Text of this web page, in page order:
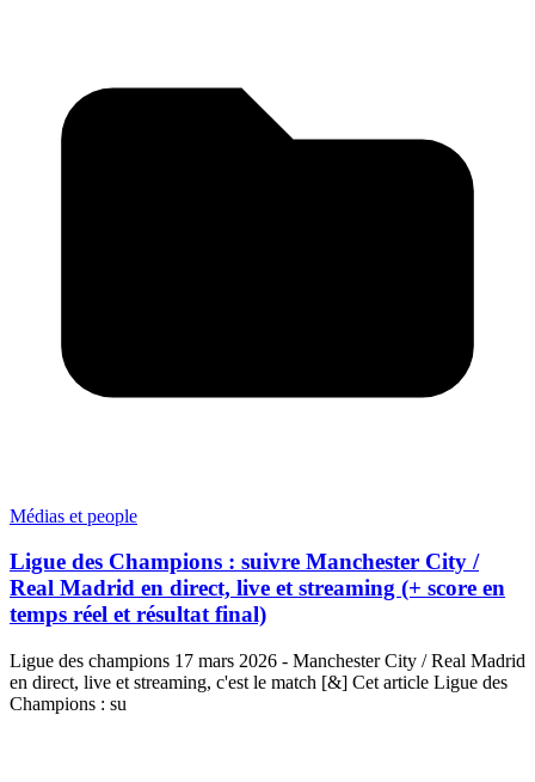
Médias et people
Ligue des Champions : suivre Manchester City /
Real Madrid en direct, live et streaming (+ score en
temps réel et résultat final)
Ligue des champions 17 mars 2026 - Manchester City / Real Madrid
en direct, live et streaming, c'est le match [&] Cet article Ligue des
Champions : su